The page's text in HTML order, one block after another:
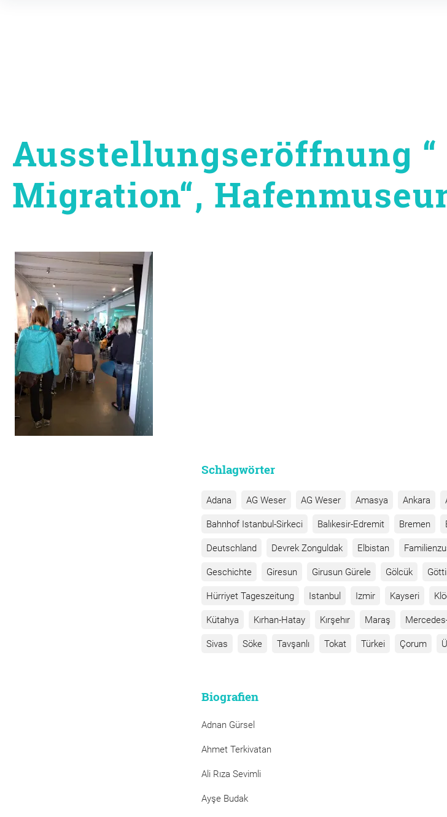
Ausstellungseröffnung
Migration“,
Beitragsnavigation
Schlagwörter
Adana AG Weser AG Weser Amasya Ankara
Bahnhof Istanbul-Sirkeci Balıkesir-Edremit Bremen
Deutschland Devrek Zonguldak Elbistan
Geschichte Giresun Girusun Gürele Gölcük
Hürriyet Tageszeitung Istanbul Izmir Kayseri
Kütahya Kırhan-Hatay Kırşehır Maraş
Sivas Söke Tavşanlı Tokat Türkei Çorum
Biografien
Adnan Gürsel
Ahmet Terkivatan
Ali Rıza Sevimli
Ayşe Budak